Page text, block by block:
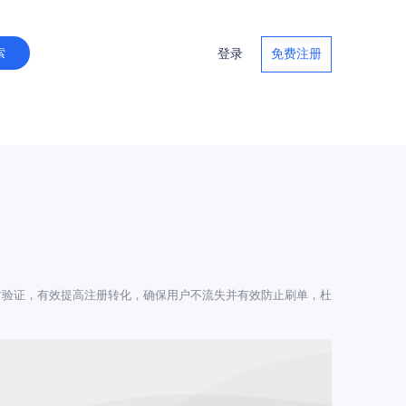
登录 免费注册
证，有效提高注册转化，确保用户不流失并有效防止刷单，杜